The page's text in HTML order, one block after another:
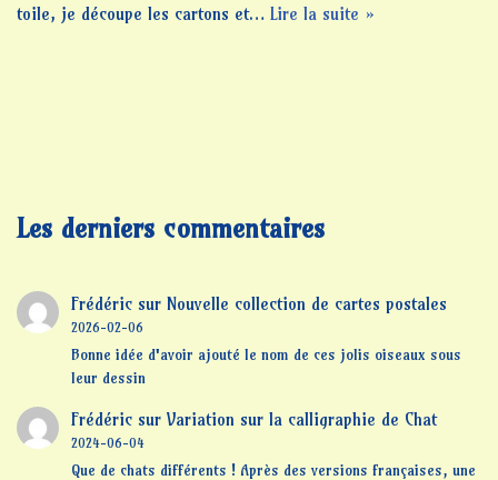
toile, je découpe les cartons et… Lire la suite »
Les derniers commentaires
Frédéricsur Nouvelle collection de cartes postales
2026-02-06
Bonne idée d'avoir ajouté le nom de ces jolis oiseaux sous
leur dessin
Frédéricsur Variation sur la calligraphie de Chat
2024-06-04
Que de chats différents ! Après des versions françaises, une